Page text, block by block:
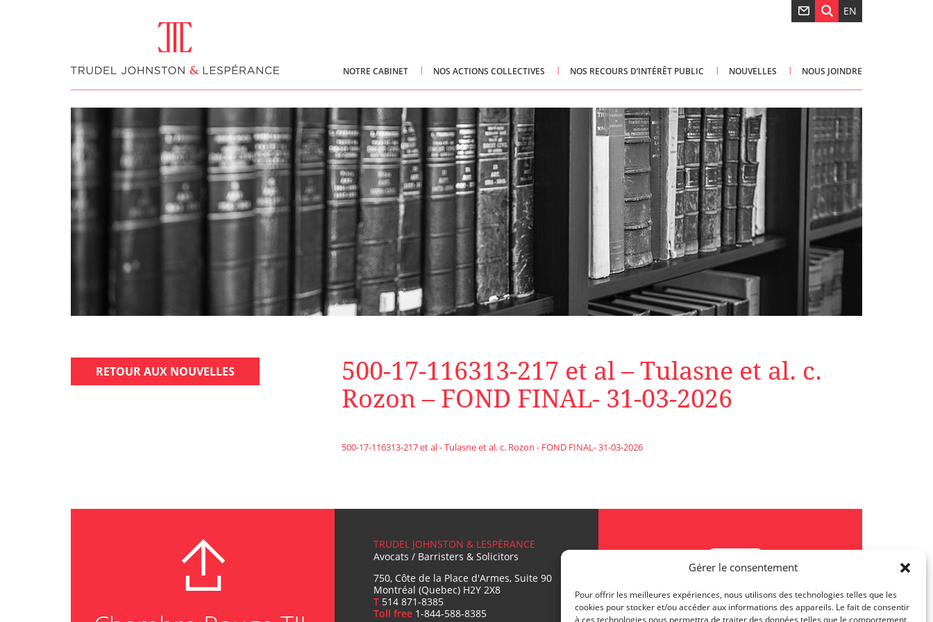
Gérer le consentement
Pour offrir les meilleures expériences, nous utilisons des technologies telles que les
cookies pour stocker et/ou accéder aux informations des appareils. Le fait de consentir
à ces technologies nous permettra de traiter des données telles que le comportement
EN
NOTRE CABINET NOS ACTIONS COLLECTIVES NOS RECOURS D’INTÉRÊT PUBLIC NOUVELLES NOUS JOINDRE
RETOUR AUX NOUVELLES
500-17-116313-217 et al – Tulasne et al. c.
Rozon – FOND FINAL- 31-03-2026
500-17-116313-217 et al - Tulasne et al. c. Rozon - FOND FINAL- 31-03-2026
TRUDEL JOHNSTON & LESPÉRANCE
Avocats / Barristers & Solicitors
750, Côte de la Place d'Armes, Suite 90
Montréal (Quebec) H2Y 2X8
T 514 871-8385
Toll free 1-844-588-8385